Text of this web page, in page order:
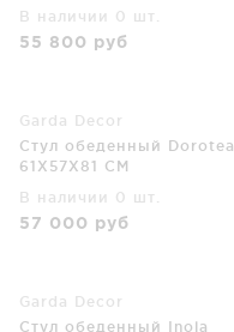
В наличии 0 шт.
55 800 руб
Garda Decor
Стул обеденный Dorotea
61X57X81 CM
В наличии 0 шт.
57 000 руб
Garda Decor
Стул обеденный Inola